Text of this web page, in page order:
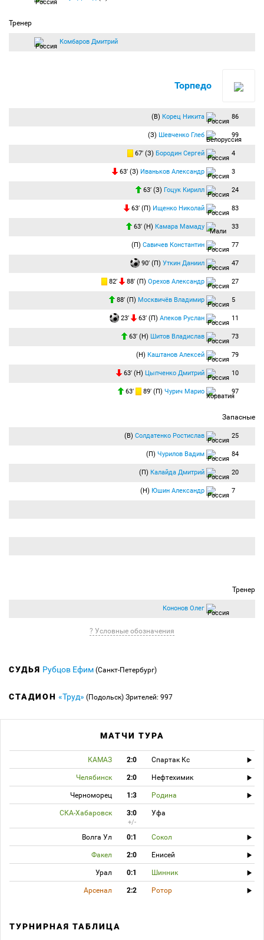
Тренер
Комбаров Дмитрий
Торпедо
(В) Корец Никита 86
(З) Шевченко Глеб 99
67′ (З) Бородин Сергей 4
63′ (З) Иваньков Александр 3
63′ (З) Гоцук Кирилл 24
63′ (П) Ищенко Николай 83
63′ (Н) Камара Мамаду 33
(П) Савичев Константин 77
90′ (П) Уткин Даниил 47
82′ 88′ (П) Орехов Александр 27
88′ (П) Москвичёв Владимир 5
23′ 63′ (П) Апеков Руслан 11
63′ (Н) Шитов Владислав 73
(Н) Каштанов Алексей 79
63′ (Н) Цыпченко Дмитрий 10
63′ 89′ (П) Чурич Марио 97
Запасные
(В) Солдатенко Ростислав 25
(П) Чурилов Вадим 84
(П) Калайда Дмитрий 20
(Н) Юшин Александр 7
Тренер
Кононов Олег
? Условные обозначения
СУДЬЯ Рубцов Ефим (Санкт-Петербург)
СТАДИОН «Труд» (Подольск) Зрителей: 997
МАТЧИ ТУРА
КАМАЗ 2:0 Спартак Кс
Челябинск 2:0 Нефтехимик
Черноморец 1:3 Родина
СКА-Хабаровск 3:0 Уфа
+/-
Волга Ул 0:1 Сокол
Факел 2:0 Енисей
Урал 0:1 Шинник
Арсенал 2:2 Ротор
ТУРНИРНАЯ ТАБЛИЦА